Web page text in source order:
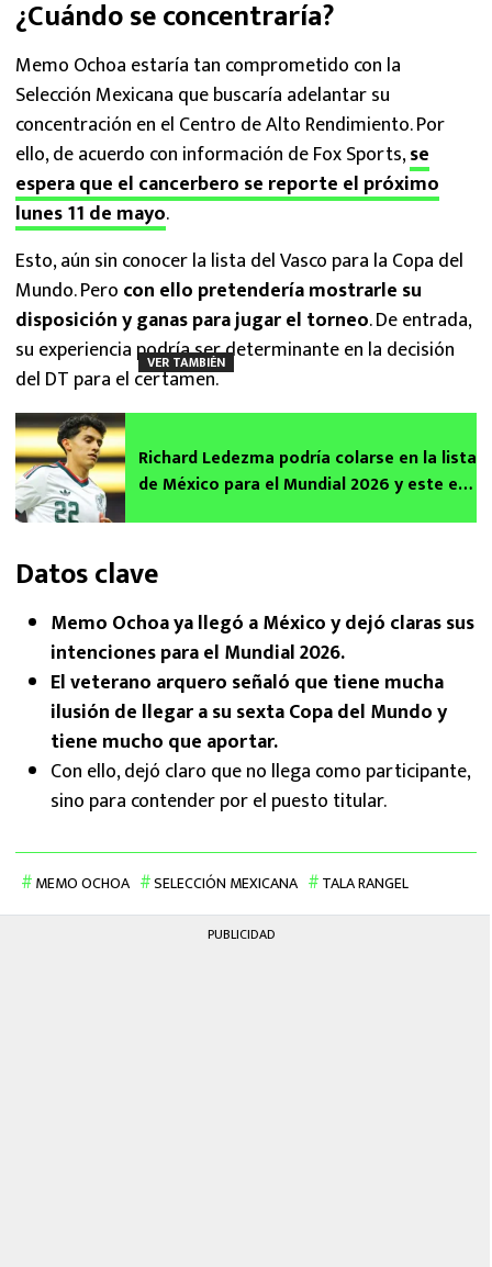
¿Cuándo se concentraría?
Memo Ochoa estaría tan comprometido con la
Selección Mexicana que buscaría adelantar su
concentración en el Centro de Alto Rendimiento. Por
ello, de acuerdo con información de Fox Sports,se
espera que el cancerbero se reporte el próximo
lunes 11 de mayo.
Esto, aún sin conocer la lista del Vasco para la Copa del
Mundo. Pero con ello pretendería mostrarle su
disposición y ganas para jugar el torneo. De entrada,
su experiencia podría ser determinante en la decisión
del DT para el certamen.
VER TAMBIÉN
Richard Ledezma podría colarse en la lista
de México para el Mundial 2026 y este es
Datos clave
Memo Ochoa ya llegó a México y dejó claras sus
intenciones para el Mundial 2026.
El veterano arquero señaló que tiene mucha
ilusión de llegar a su sexta Copa del Mundo y
tiene mucho que aportar.
Con ello, dejó claro que no llega como participante,
sino para contender por el puesto titular.
MEMO OCHOA SELECCIÓN MEXICANA TALA RANGEL
PUBLICIDAD